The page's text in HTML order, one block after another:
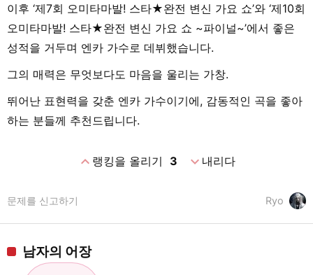
이후 ‘제7회 오미타마발! 스타★완전 변신 가요 쇼’와 ‘제10회
오미타마발! 스타★완전 변신 가요 쇼 ~파이널~’에서 좋은
성적을 거두며 엔카 가수로 데뷔했습니다.
그의 매력은 무엇보다도 마음을 울리는 가창.
뛰어난 표현력을 갖춘 엔카 가수이기에, 감동적인 곡을 좋아
하는 분들께 추천드립니다.
expand_less랭킹을 올리기 3 expand_more내리다
Ryo
문제를 신고하기
남자의 어장